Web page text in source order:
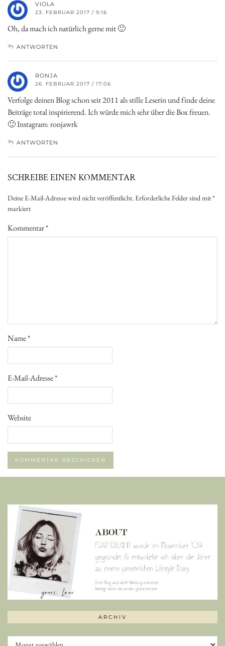
VIOLA
23. FEBRUAR 2017 / 9:16
Oh, da mach ich natürlich gerne mit 🙂
ANTWORTEN
RONJA
26. FEBRUAR 2017 / 17:06
Verfolge deinen Blog schon seit 2011 als stille Leserin und finde deine
Beiträge total inspirierend. Ich würde mich sehr über die Box freuen.
🙂 Instagram: ronjawrk
ANTWORTEN
SCHREIBE EINEN KOMMENTAR
Deine E-Mail-Adresse wird nicht veröffentlicht.Erforderliche Felder sind mit*
markiert
Kommentar*
Name*
E-Mail-Adresse*
Website
ARCHIV
Archiv